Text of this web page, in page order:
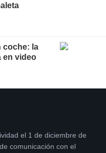
coche: la
en video
el 1 de diciembre de
comunicación con el